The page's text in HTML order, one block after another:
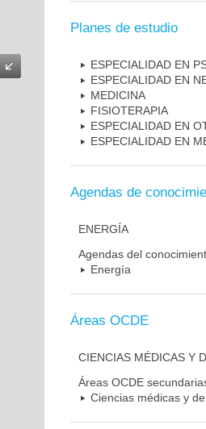
Planes de estudio
ESPECIALIDAD EN
ESPECIALIDAD EN
MEDICINA
FISIOTERAPIA
ESPECIALIDAD EN
ESPECIALIDAD EN
Agendas de
ENERGÍA
Agendas del
Energía
Áreas OCDE
CIENCIAS MÉDICAS Y
Áreas OCDE
Ciencias médicas y